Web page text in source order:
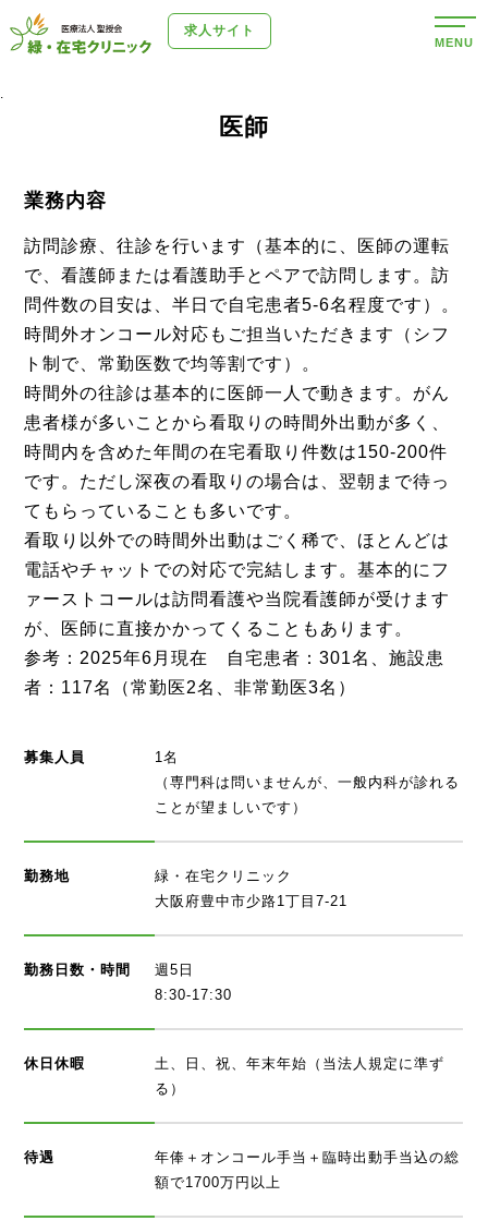
求人サイト
MENU
.
医師
業務内容
訪問診療、往診を行います（基本的に、医師の運転
で、看護師または看護助手とペアで訪問します。訪
問件数の目安は、半日で自宅患者5-6名程度です）。
時間外オンコール対応もご担当いただきます（シフ
ト制で、常勤医数で均等割です）。
時間外の往診は基本的に医師一人で動きます。がん
患者様が多いことから看取りの時間外出動が多く、
時間内を含めた年間の在宅看取り件数は150-200件
です。ただし深夜の看取りの場合は、翌朝まで待っ
てもらっていることも多いです。
看取り以外での時間外出動はごく稀で、ほとんどは
電話やチャットでの対応で完結します。基本的にフ
ァーストコールは訪問看護や当院看護師が受けます
が、医師に直接かかってくることもあります。
参考：2025年6月現在 自宅患者：301名、施設患
者：117名（常勤医2名、非常勤医3名）
募集人員
1名
（専門科は問いませんが、一般内科が診れる
ことが望ましいです）
勤務地
緑・在宅クリニック
大阪府豊中市少路1丁目7-21
勤務日数・時間
週5日
8:30-17:30
休日休暇
土、日、祝、年末年始（当法人規定に準ず
る）
待遇
年俸＋オンコール手当＋臨時出動手当込の総
額で1700万円以上